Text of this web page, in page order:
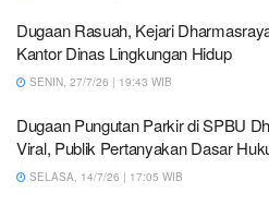
Dugaan Rasuah, Kejari
Kantor Dinas Lingkungan Hidup
SENIN, 27/7/26 | 19:43 WIB
Dugaan Pungutan Parkir di SPBU
Viral, Publik Pertanyakan Dasar
SELASA, 14/7/26 | 17:05 WIB